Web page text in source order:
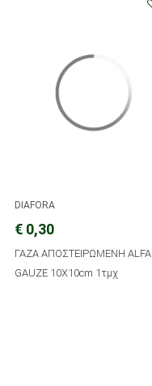
DIAFORA
€ 0,30
ΓΑΖΑ ΑΠΟΣΤΕΙΡΩΜΕΝΗ ALFA
GAUZE 10X10cm 1τμχ